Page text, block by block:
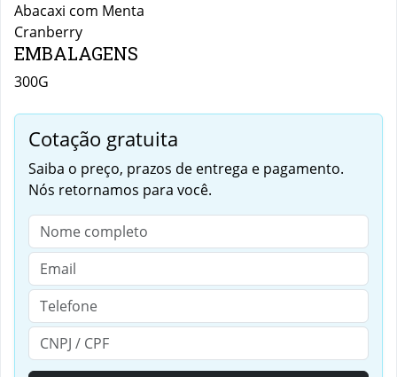
Abacaxi com Menta
Cranberry
EMBALAGENS
300G
Cotação gratuita
Saiba o preço, prazos de entrega e pagamento.
Nós retornamos para você.